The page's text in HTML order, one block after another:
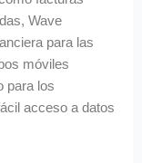
Wave
para las
móviles
para los
acceso a datos